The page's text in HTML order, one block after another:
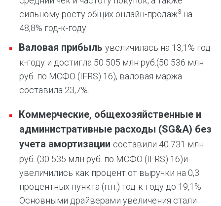
сильному росту общих онлайн-продаж3 на
48,8% год-к-году.
Валовая прибыль увеличилась на 13,1% год-
к-году и достигла 50 505 млн руб. (50 536 млн
руб. по МСФО (IFRS) 16), валовая маржа
составила 23,7%.
Коммерческие, общехозяйственные и
административные расходы (SG&A) без
учета амортизации составили 40 731 млн
руб. (30 535 млн руб. по МСФО (IFRS) 16)и
увеличились как процент от выручки на 0,3
процентных пункта (п.п.) год-к-году до 19,1%.
Основными драйверами увеличения стали